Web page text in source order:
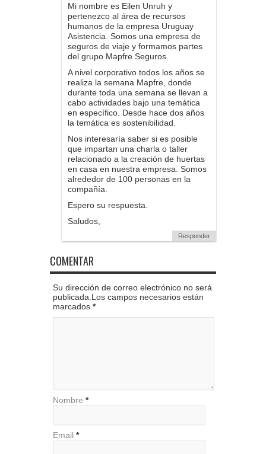
Mi nombre es Eilen Unruh y
pertenezco al área de recursos
humanos de la empresa Uruguay
Asistencia. Somos una empresa de
seguros de viaje y formamos partes
del grupo Mapfre Seguros.
A nivel corporativo todos los años se
realiza la semana Mapfre, donde
durante toda una semana se llevan a
cabo actividades bajo una temática
en específico. Desde hace dos años
la temática es sostenibilidad.
Nos interesaría saber si es posible
que impartan una charla o taller
relacionado a la creación de huertas
en casa en nuestra empresa. Somos
alrededor de 100 personas en la
compañía.
Espero su respuesta.
Saludos,
Responder
COMENTAR
Su dirección de correo electrónico no será
publicada.Los campos necesarios están
marcados *
Nombre *
Email *